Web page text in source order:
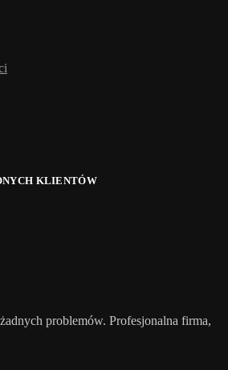
KLIENTÓW
problemów. Profesjonalna firma,